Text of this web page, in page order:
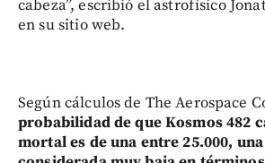
cabeza”, escribió el astrofísico
en su sitio web.
Según cálculos de The Aerospace
probabilidad de que Kosmos 482
mortal es de una entre 25.000,